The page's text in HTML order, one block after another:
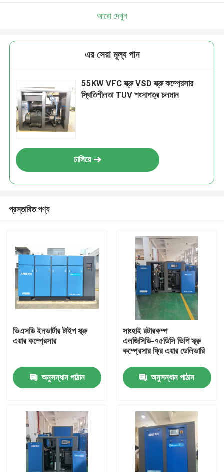
পণ্য
আরো দেখুন
এর সেরা মূল্য পান
55KW VFC স্ক্রু VSD স্ক্রু কম্প্রেসার
স্থিতিশীলতা TUV শংসাপত্র চলমান
চালিয়ে
প্রস্তাবিত পণ্য
ভিএসডি ইনভার্টার টাইপ স্ক্রু
এয়ার কম্প্রেসার
অনুসন্ধান পাঠান
সাংহাই রটারকম্প
এলজিসিডি-৭৫ডিসি ভিপি স্ক্রু
কম্প্রেসার ফ্রি এয়ার ডেলিভারি
অনুসন্ধান পাঠান